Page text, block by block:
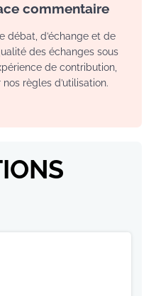
commentaire
débat, d’échange et de
des échanges sous
de contribution,
règles d’utilisation.